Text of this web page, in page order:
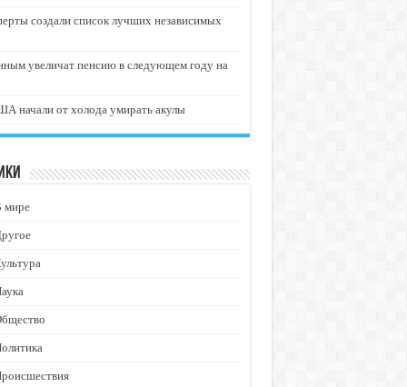
создали список лучших независимых
увеличат пенсию в следующем году на
начали от холода умирать акулы
мире